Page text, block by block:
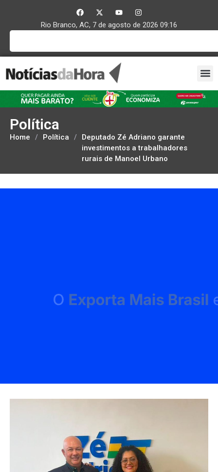
Rio Branco, AC, 7 de agosto de 2026 09:16
Política
Home / Política /
Deputado Zé Adriano garante
investimentos a trabalhadores
rurais de Manoel Urbano